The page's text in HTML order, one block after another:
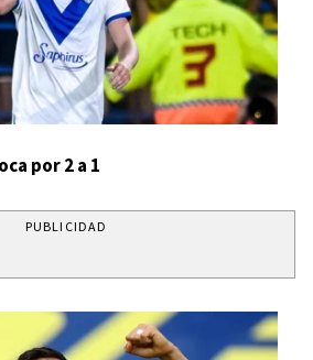
por 2 a 1
PUBLICIDAD